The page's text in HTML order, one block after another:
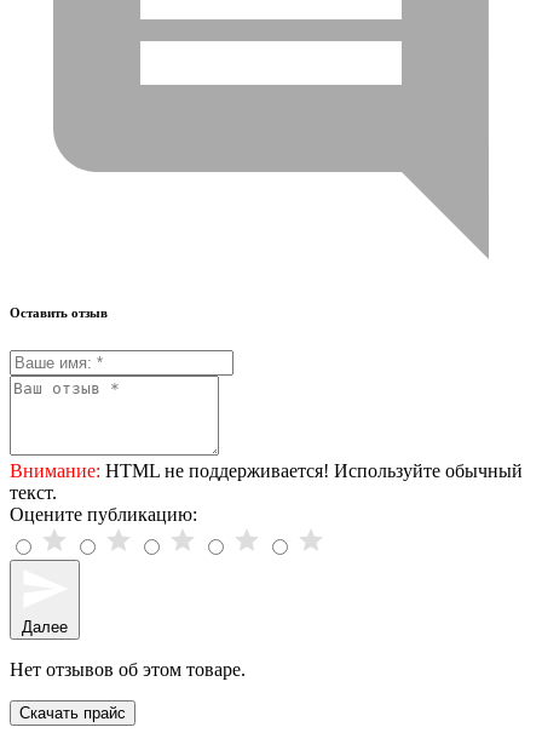
Оставить отзыв
Внимание: HTML не поддерживается! Используйте обычный
текст.
Оцените публикацию:
Далее
Нет отзывов об этом товаре.
Скачать прайс